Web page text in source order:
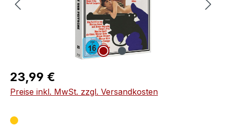
Regulärer Preis:
23,99 €
Preise inkl. MwSt. zzgl. Versandkosten